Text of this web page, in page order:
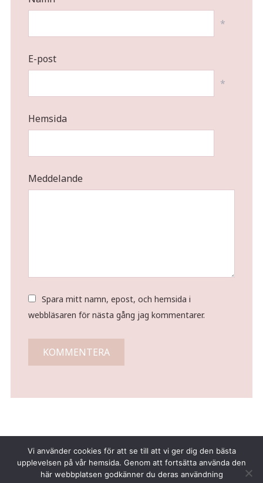
*
E-post
*
Hemsida
Meddelande
Spara mitt namn, epost, och hemsida i
webbläsaren för nästa gång jag kommentarer.
Vi använder cookies för att se till att vi ger dig den bästa
upplevelsen på vår hemsida. Genom att fortsätta använda den
här webbplatsen godkänner du deras användning